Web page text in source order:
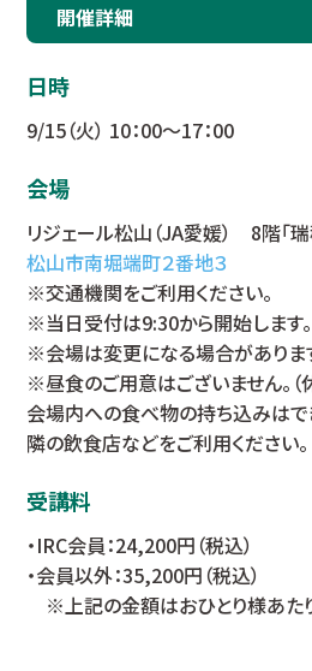
開催詳細
日時
9/15（火） 10：00～17：00
会場
リジェール松山（JA愛媛） 8階「瑞
松山市南堀端町２番地３
※交通機関をご利用ください。
※当日受付は9:30から開始します。
※会場は変更になる場合がありま
※昼食のご用意はございません。（
会場内への食べ物の持ち込みはで
隣の飲食店などをご利用ください。
受講料
・IRC会員：24,200円（税込）
・会員以外：35,200円（税込）
※上記の金額はおひとり様あた